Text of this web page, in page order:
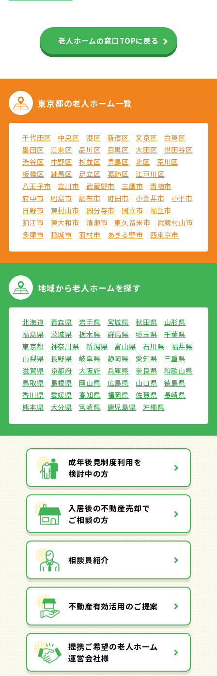
老人ホームの窓口TOPに戻る
東京都の老人ホーム一覧
千代田区 中央区 港区 新宿区 文京区
台東区
墨田区
江東区 品川区 目黒区 大田区
世田谷区
渋谷区
中野区 杉並区 豊島区 北区
荒川区
板橋区
練馬区 足立区 葛飾区
江戸川区
八王子市
立川市 武蔵野市 三鷹市
青梅市
府中市
昭島市 調布市 町田市 小金井市
小平市
日野市
東村山市 国分寺市 国立市
福生市
狛江市
東大和市 清瀬市 東久留米市
武蔵村山市
多摩市
稲城市 羽村市 あきる野市 西東京市
地域から老人ホームを探す
北海道 青森県 岩手県 宮城県 秋田県
山形県
福島県
茨城県 栃木県 群馬県 埼玉県
千葉県
東京都
神奈川県 新潟県 富山県 石川県
福井県
山梨県
長野県 岐阜県 静岡県 愛知県
三重県
滋賀県
京都府 大阪府 兵庫県 奈良県
和歌山県
鳥取県
島根県 岡山県 広島県 山口県
徳島県
香川県
愛媛県 高知県 福岡県 佐賀県
長崎県
熊本県
大分県 宮崎県 鹿児島県 沖縄県
成年後見制度利用を
検討中の方
入居後の不動産売却で
ご相談の方
相談員紹介
不動産有効活用のご提案
提携ご希望の老人ホーム
運営会社様